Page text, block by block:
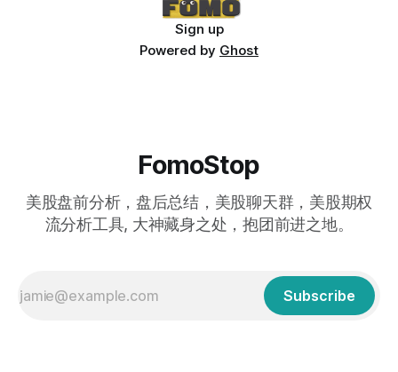
Sign up
Powered by Ghost
FomoStop
美股盘前分析，盘后总结，美股聊天群，美股期权
流分析工具, 大神藏身之处，抱团前进之地。
Subscribe